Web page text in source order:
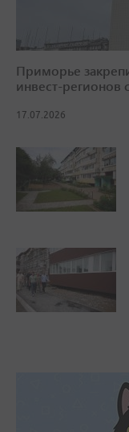
Приморье
инвест-регионов
17.07.2026